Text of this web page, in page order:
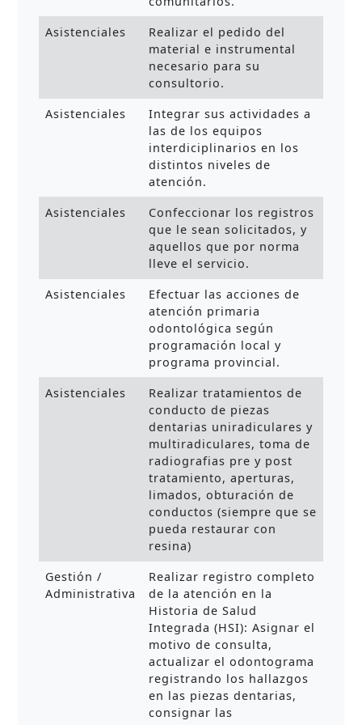
Asistenciales
Realizar el pedido del
material e instrumental
necesario para su
consultorio.
Asistenciales
Integrar sus actividades a
las de los equipos
interdiciplinarios en los
distintos niveles de
atención.
Asistenciales
Confeccionar los registros
que le sean solicitados, y
aquellos que por norma
lleve el servicio.
Asistenciales
Efectuar las acciones de
atención primaria
odontológica según
programación local y
programa provincial.
Asistenciales
Realizar tratamientos de
conducto de piezas
dentarias uniradiculares y
multiradiculares, toma de
radiografias pre y post
tratamiento, aperturas,
limados, obturación de
conductos (siempre que se
pueda restaurar con
resina)
Gestión /
Administrativa
Realizar registro completo
de la atención en la
Historia de Salud
Integrada (HSI): Asignar el
motivo de consulta,
actualizar el odontograma
registrando los hallazgos
en las piezas dentarias,
consignar las